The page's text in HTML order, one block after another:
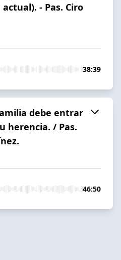
- Pas. Ciro
38:39
debe entrar
herencia. / Pas.
46:50